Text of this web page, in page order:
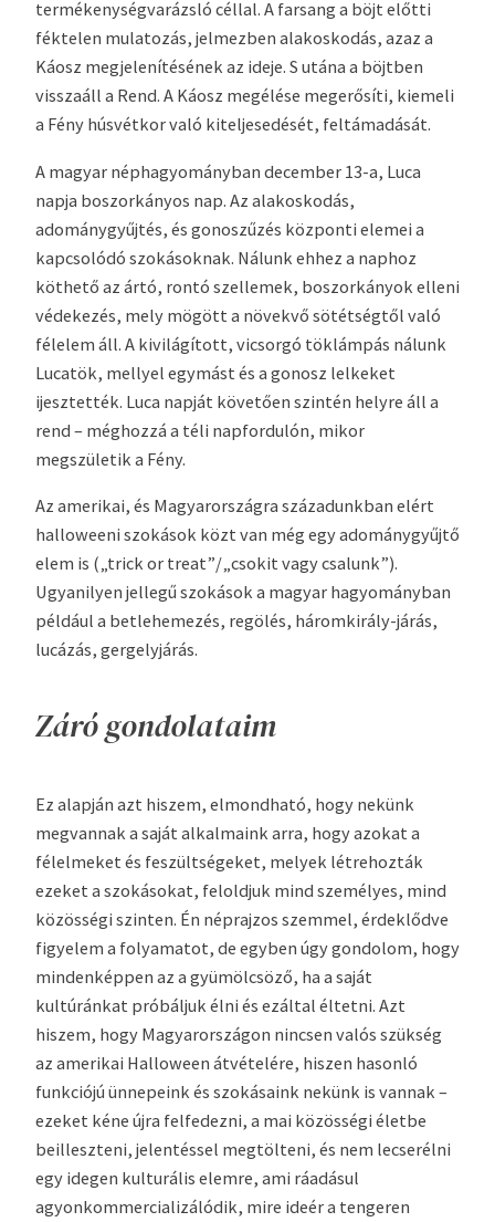
termékenységvarázsló céllal. A farsang a böjt előtti
féktelen mulatozás, jelmezben alakoskodás, azaz a
Káosz megjelenítésének az ideje. S utána a böjtben
visszaáll a Rend. A Káosz megélése megerősíti, kiemeli
a Fény húsvétkor való kiteljesedését, feltámadását.
A magyar néphagyományban december 13-a, Luca
napja boszorkányos nap. Az alakoskodás,
adománygyűjtés, és gonoszűzés központi elemei a
kapcsolódó szokásoknak. Nálunk ehhez a naphoz
köthető az ártó, rontó szellemek, boszorkányok elleni
védekezés, mely mögött a növekvő sötétségtől való
félelem áll. A kivilágított, vicsorgó töklámpás nálunk
Lucatök, mellyel egymást és a gonosz lelkeket
ijesztették. Luca napját követően szintén helyre áll a
rend – méghozzá a téli napfordulón, mikor
megszületik a Fény.
Az amerikai, és Magyarországra századunkban elért
halloweeni szokások közt van még egy adománygyűjtő
elem is („trick or treat”/„csokit vagy csalunk”).
Ugyanilyen jellegű szokások a magyar hagyományban
például a betlehemezés, regölés, háromkirály-járás,
lucázás, gergelyjárás.
Záró gondolataim
Ez alapján azt hiszem, elmondható, hogy nekünk
megvannak a saját alkalmaink arra, hogy azokat a
félelmeket és feszültségeket, melyek létrehozták
ezeket a szokásokat, feloldjuk mind személyes, mind
közösségi szinten. Én néprajzos szemmel, érdeklődve
figyelem a folyamatot, de egyben úgy gondolom, hogy
mindenképpen az a gyümölcsöző, ha a saját
kultúránkat próbáljuk élni és ezáltal éltetni. Azt
hiszem, hogy Magyarországon nincsen valós szükség
az amerikai Halloween átvételére, hiszen hasonló
funkciójú ünnepeink és szokásaink nekünk is vannak –
ezeket kéne újra felfedezni, a mai közösségi életbe
beilleszteni, jelentéssel megtölteni, és nem lecserélni
egy idegen kulturális elemre, ami ráadásul
agyonkommercializálódik, mire ideér a tengeren